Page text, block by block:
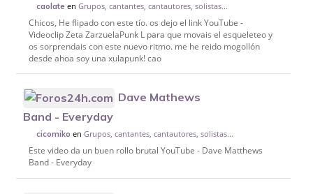
caolate enGrupos, cantantes, cantautores, solistas...
Chicos, He flipado con este tío. os dejo el link YouTube -
Videoclip Zeta ZarzuelaPunk L para que movais el esqueleteo y
os sorprendais con este nuevo ritmo. me he reido mogollón
desde ahoa soy una xulapunk! cao
Dave Mathews
Band - Everyday
cicomiko enGrupos, cantantes, cantautores, solistas...
Este video da un buen rollo brutal YouTube - Dave Matthews
Band - Everyday